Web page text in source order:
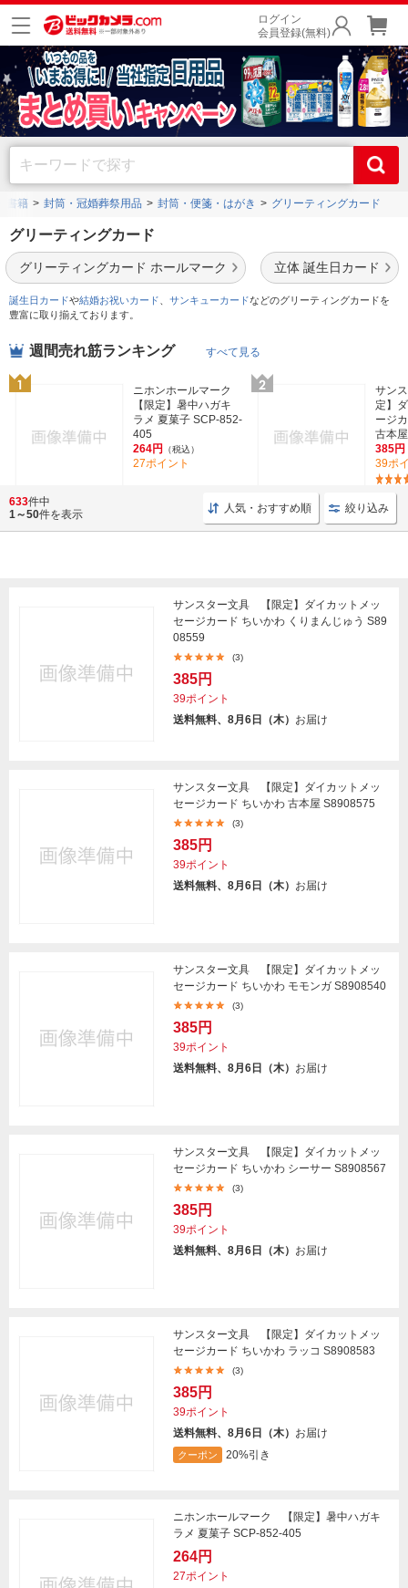
ログイン
会員登録(無料)
書籍 封筒・冠婚葬祭用品 封筒・便箋・はがき グリーティングカード
グリーティングカード
グリーティングカード ホールマーク 立体 誕生日カード
誕生日カードや結婚お祝いカード サンキューカードなどのグリーティングカードを
豊富に取り揃えております。
週間売れ筋ランキング すべて見る
ニホンホールマーク
【限定】暑中ハガキ
ラメ 夏菓子 SCP-852-
405
264円
（税込）
27ポイント
サン
定】
ージ
古本
385円
39ポ
633件中
1～50件を表示 人気・おすすめ順 絞り込み
サンスター文具 【限定】ダイカットメッ
セージカード ちいかわ くりまんじゅう S89
08559
(3)
385円
39ポイント
送料無料、8月6日（木） お届け
サンスター文具 【限定】ダイカットメッ
セージカード ちいかわ 古本屋 S8908575
(3)
385円
39ポイント
送料無料、8月6日（木） お届け
サンスター文具 【限定】ダイカットメッ
セージカード ちいかわ モモンガ S8908540
(3)
385円
39ポイント
送料無料、8月6日（木） お届け
サンスター文具 【限定】ダイカットメッ
セージカード ちいかわ シーサー S8908567
(3)
385円
39ポイント
送料無料、8月6日（木） お届け
サンスター文具 【限定】ダイカットメッ
セージカード ちいかわ ラッコ S8908583
(3)
385円
39ポイント
送料無料、8月6日（木） お届け
クーポン 20%引き
ニホンホールマーク 【限定】暑中ハガキ
ラメ 夏菓子 SCP-852-405
264円
27ポイント